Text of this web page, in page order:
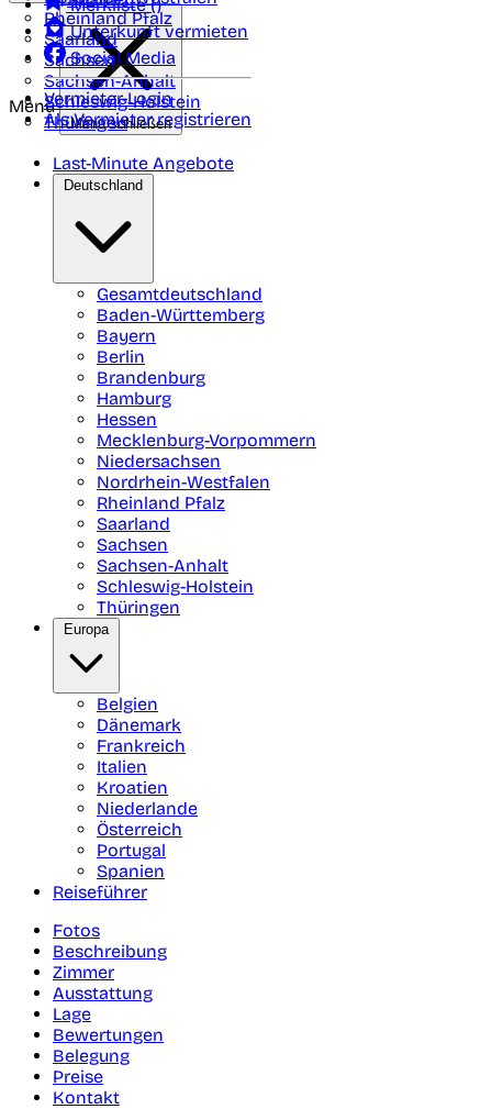
Rheinland Pfalz
Saarland
Sachsen
Sachsen-Anhalt
Schleswig-Holstein
Thüringen
Merkliste ()
Unterkunft vermieten
Social Media
Vermieter-Login
Als Vermieter registrieren
Menü
Menü schließen
Last-Minute Angebote
Deutschland
Gesamtdeutschland
Baden-Württemberg
Bayern
Berlin
Brandenburg
Hamburg
Hessen
Mecklenburg-Vorpommern
Niedersachsen
Nordrhein-Westfalen
Rheinland Pfalz
Saarland
Sachsen
Sachsen-Anhalt
Schleswig-Holstein
Thüringen
Europa
Belgien
Dänemark
Frankreich
Italien
Kroatien
Niederlande
Österreich
Portugal
Spanien
Reiseführer
Fotos
Beschreibung
Zimmer
Ausstattung
Lage
Bewertungen
Belegung
Preise
Kontakt